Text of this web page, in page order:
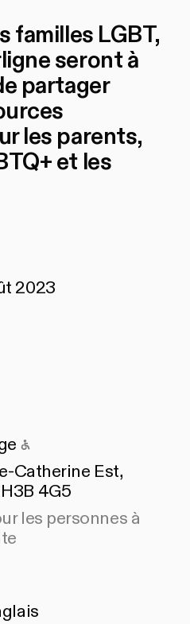
familles LGBT,
seront à
partager
les parents,
et les
2023
Accessible pour les
Catherine Est,
4G5
les personnes à